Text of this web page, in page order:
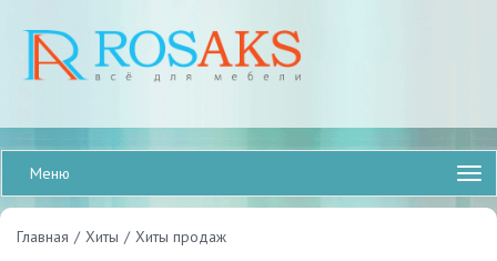
Меню
Главная / Хиты / Хиты продаж